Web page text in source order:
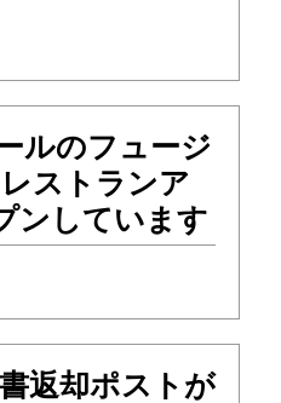
ルのフュージ
ストランア
ンしています
返却ポストが